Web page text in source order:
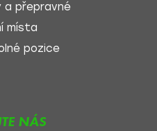
a přepravné
místa
pozice
NÁS